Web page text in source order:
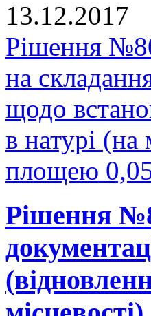
13.12.2017
Рішення
на
щодо
в натурі (на
площею
Рішення